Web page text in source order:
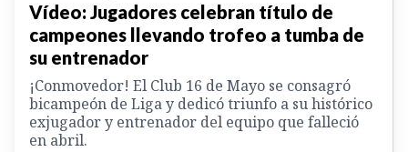
Vídeo: Jugadores celebran título de
campeones llevando trofeo a tumba de
su entrenador
¡Conmovedor! El Club 16 de Mayo se consagró
bicampeón de Liga y dedicó triunfo a su histórico
exjugador y entrenador del equipo que falleció
en abril.